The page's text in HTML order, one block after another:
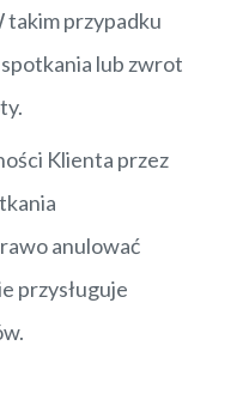
takim przypadku
lub zwrot
Klienta przez
anulować
przysługuje